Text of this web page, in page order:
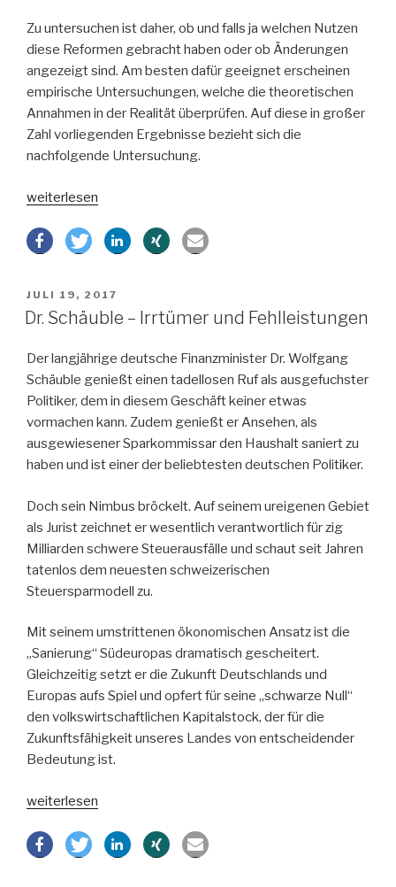
Zu untersuchen ist daher, ob und falls ja welchen Nutzen
diese Reformen gebracht haben oder ob Änderungen
angezeigt sind. Am besten dafür geeignet erscheinen
empirische Untersuchungen, welche die theoretischen
Annahmen in der Realität überprüfen. Auf diese in großer
Zahl vorliegenden Ergebnisse bezieht sich die
nachfolgende Untersuchung.
„Vom
von
weiterlesen
VERÖFFENTLICHT
AM
JULI 19, 2017
Dr. Schäuble – Irrtümer und Fehlleistungen
Der langjährige deutsche Finanzminister Dr. Wolfgang
Schäuble genießt einen tadellosen Ruf als ausgefuchster
Politiker, dem in diesem Geschäft keiner etwas
vormachen kann. Zudem genießt er Ansehen, als
ausgewiesener Sparkommissar den Haushalt saniert zu
haben und ist einer der beliebtesten deutschen Politiker.
Doch sein Nimbus bröckelt. Auf seinem ureigenen Gebiet
als Jurist zeichnet er wesentlich verantwortlich für zig
Milliarden schwere Steuerausfälle und schaut seit Jahren
tatenlos dem neuesten schweizerischen
Steuersparmodell zu.
Mit seinem umstrittenen ökonomischen Ansatz ist die
„Sanierung“ Südeuropas dramatisch gescheitert.
Gleichzeitig setzt er die Zukunft Deutschlands und
Europas aufs Spiel und opfert für seine „schwarze Null“
den volkswirtschaftlichen Kapitalstock, der für die
Zukunftsfähigkeit unseres Landes von entscheidender
Bedeutung ist.
„Dr.
–
weiterlesen